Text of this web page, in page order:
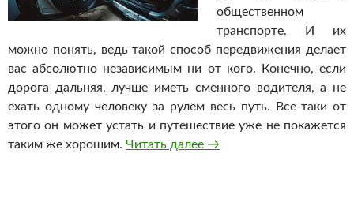
общественном
транспорте. И их
можно понять, ведь такой способ передвижения делает
вас абсолютно независимым ни от кого. Конечно, если
дорога дальняя, лучше иметь сменного водителя, а не
ехать одному человеку за рулем весь путь. Все-таки от
этого он может устать и путешествие уже не покажется
таким же хорошим. Читать далее Хороший автозвук
→